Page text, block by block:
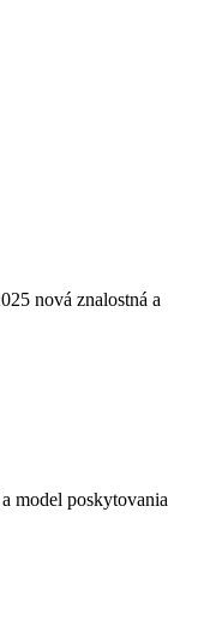
nová znalostná a
model poskytovania